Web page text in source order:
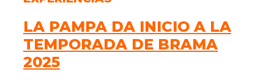
LA PAMPA DA INICIO A LA
TEMPORADA DE BRAMA
2025